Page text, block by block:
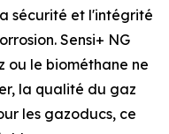
sécurité et l'intégrité
Sensi+ NG
le biométhane ne
la qualité du gaz
les gazoducs, ce